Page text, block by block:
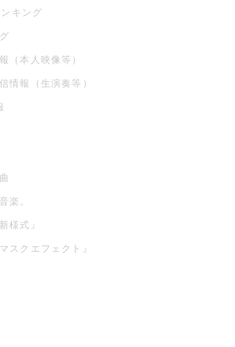
キング
（本人映像等）
情報（生演奏等）
楽。
様式』
スクエフェクト』